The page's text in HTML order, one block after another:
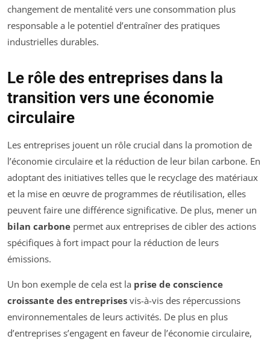
changement de mentalité vers une consommation plus
responsable a le potentiel d’entraîner des pratiques
industrielles durables.
Le rôle des entreprises dans la
transition vers une économie
circulaire
Les entreprises jouent un rôle crucial dans la promotion de
l’économie circulaire et la réduction de leur bilan carbone. En
adoptant des initiatives telles que le recyclage des matériaux
et la mise en œuvre de programmes de réutilisation, elles
peuvent faire une différence significative. De plus, mener un
bilan carbone permet aux entreprises de cibler des actions
spécifiques à fort impact pour la réduction de leurs
émissions.
Un bon exemple de cela est la prise de conscience
croissante des entreprises vis-à-vis des répercussions
environnementales de leurs activités. De plus en plus
d’entreprises s’engagent en faveur de l’économie circulaire,